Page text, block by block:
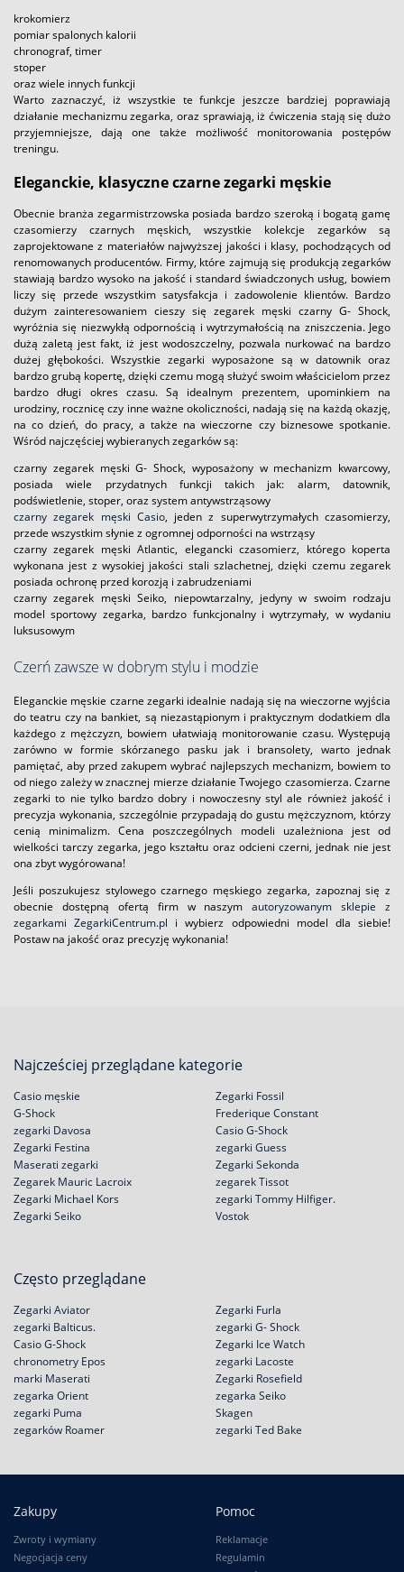
krokomierz
pomiar spalonych kalorii
chronograf, timer
stoper
oraz wiele innych funkcji
Warto zaznaczyć, iż wszystkie te funkcje jeszcze bardziej poprawiają
działanie mechanizmu zegarka, oraz sprawiają, iż ćwiczenia stają się dużo
przyjemniejsze, dają one także możliwość monitorowania postępów
treningu.
Eleganckie, klasyczne czarne zegarki męskie
Obecnie branża zegarmistrzowska posiada bardzo szeroką i bogatą gamę
czasomierzy czarnych męskich, wszystkie kolekcje zegarków są
zaprojektowane z materiałów najwyższej jakości i klasy, pochodzących od
renomowanych producentów. Firmy, które zajmują się produkcją zegarków
stawiają bardzo wysoko na jakość i standard świadczonych usług, bowiem
liczy się przede wszystkim satysfakcja i zadowolenie klientów. Bardzo
dużym zainteresowaniem cieszy się zegarek męski czarny G- Shock,
wyróżnia się niezwykłą odpornością i wytrzymałością na zniszczenia. Jego
dużą zaletą jest fakt, iż jest wodoszczelny, pozwala nurkować na bardzo
dużej głębokości. Wszystkie zegarki wyposażone są w datownik oraz
bardzo grubą kopertę, dzięki czemu mogą służyć swoim właścicielom przez
bardzo długi okres czasu. Są idealnym prezentem, upominkiem na
urodziny, rocznicę czy inne ważne okoliczności, nadają się na każdą okazję,
na co dzień, do pracy, a także na wieczorne czy biznesowe spotkanie.
Wśród najczęściej wybieranych zegarków są:
czarny zegarek męski G- Shock, wyposażony w mechanizm kwarcowy,
posiada wiele przydatnych funkcji takich jak: alarm, datownik,
podświetlenie, stoper, oraz system antywstrząsowy
czarny zegarek męski Casio, jeden z superwytrzymałych czasomierzy,
przede wszystkim słynie z ogromnej odporności na wstrząsy
czarny zegarek męski Atlantic, elegancki czasomierz, którego koperta
wykonana jest z wysokiej jakości stali szlachetnej, dzięki czemu zegarek
posiada ochronę przed korozją i zabrudzeniami
czarny zegarek męski Seiko, niepowtarzalny, jedyny w swoim rodzaju
model sportowy zegarka, bardzo funkcjonalny i wytrzymały, w wydaniu
luksusowym
Czerń zawsze w dobrym stylu i modzie
Eleganckie męskie czarne zegarki idealnie nadają się na wieczorne wyjścia
do teatru czy na bankiet, są niezastąpionym i praktycznym dodatkiem dla
każdego z mężczyzn, bowiem ułatwiają monitorowanie czasu. Występują
zarówno w formie skórzanego pasku jak i bransolety, warto jednak
pamiętać, aby przed zakupem wybrać najlepszych mechanizm, bowiem to
od niego zależy w znacznej mierze działanie Twojego czasomierza. Czarne
zegarki to nie tylko bardzo dobry i nowoczesny styl ale również jakość i
precyzja wykonania, szczególnie przypadają do gustu mężczyznom, którzy
cenią minimalizm. Cena poszczególnych modeli uzależniona jest od
wielkości tarczy zegarka, jego kształtu oraz odcieni czerni, jednak nie jest
ona zbyt wygórowana!
Jeśli poszukujesz stylowego czarnego męskiego zegarka, zapoznaj się z
obecnie dostępną ofertą firm w naszymautoryzowanym sklepie z
zegarkami ZegarkiCentrum.pl i wybierz odpowiedni model dla siebie!
Postaw na jakość oraz precyzję wykonania!
Najcześciej przeglądane kategorie
Casio męskie
G-Shock
zegarki Davosa
Zegarki Festina
Zegarki Fossil
Frederique Constant
Casio G-Shock
zegarki Guess
Maserati zegarki
Zegarek Mauric Lacroix
Zegarki Michael Kors
Zegarki Seiko
Zegarki Sekonda
zegarek Tissot
zegarki Tommy Hilfiger.
Vostok
Często przeglądane
Zegarki Aviator
zegarki Balticus.
Casio G-Shock
chronometry Epos
Zegarki Furla
zegarki G- Shock
Zegarki Ice Watch
zegarki Lacoste
marki Maserati
zegarka Orient
zegarki Puma
zegarków Roamer
Zegarki Rosefield
zegarka Seiko
Skagen
zegarki Ted Bake
Zakupy
Zwroty i wymiany
Negocjacja ceny
Pomoc
Reklamacje
Regulamin